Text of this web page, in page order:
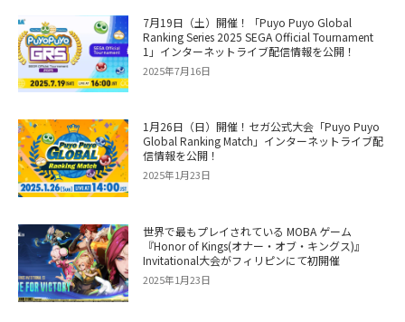
7月19日（土）開催！「Puyo Puyo Global
Ranking Series 2025 SEGA Official Tournament
1」インターネットライブ配信情報を公開！
2025年7月16日
1月26日（日）開催！セガ公式大会「Puyo Puyo
Global Ranking Match」インターネットライブ配
信情報を公開！
2025年1月23日
世界で最もプレイされている MOBA ゲーム
『Honor of Kings(オナー・オブ・キングス)』
Invitational大会がフィリピンにて初開催
2025年1月23日